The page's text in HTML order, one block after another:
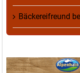
Bäckereifreund